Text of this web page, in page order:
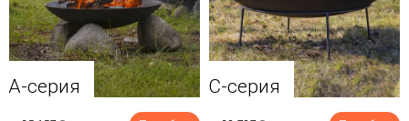
A-серия C-серия